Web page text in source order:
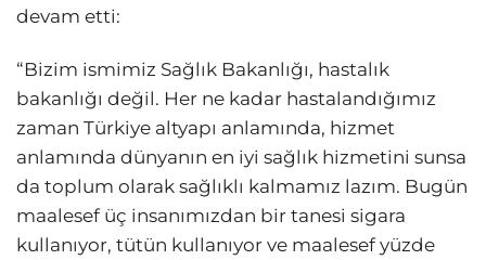
devam etti:
“Bizim ismimiz Sağlık Bakanlığı, hastalık
bakanlığı değil. Her ne kadar hastalandığımız
zaman Türkiye altyapı anlamında, hizmet
anlamında dünyanın en iyi sağlık hizmetini sunsa
da toplum olarak sağlıklı kalmamız lazım. Bugün
maalesef üç insanımızdan bir tanesi sigara
kullanıyor, tütün kullanıyor ve maalesef yüzde